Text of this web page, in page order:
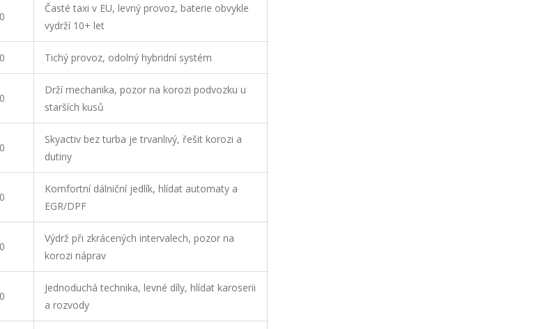
Časté taxi v EU, levný provoz, baterie obvykle
vydrží 10+ let
Tichý provoz, odolný hybridní systém
Drží mechanika, pozor na korozi podvozku u
starších kusů
Skyactiv bez turba je trvanlivý, řešit korozi a
dutiny
Komfortní dálniční jedlík, hlídat automaty a
EGR/DPF
Výdrž při zkrácených intervalech, pozor na
korozi náprav
Jednoduchá technika, levné díly, hlídat karoserii
a rozvody